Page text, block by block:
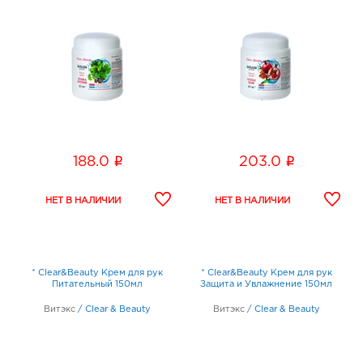
188.0 i 203.0 i
* Clear&Beauty Крем для рук
Питательный 150мл
Витэкс / Clear & Beauty
* Clear&Beauty Крем для рук
Защита и Увлажнение 150мл
Витэкс / Clear & Beauty